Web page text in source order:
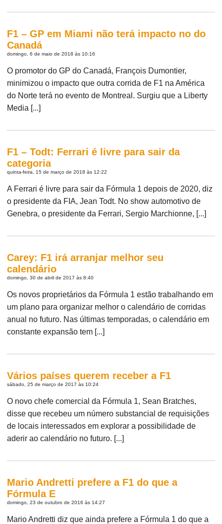
F1 – GP em Miami não terá impacto no do
Canadá
domingo, 6 de maio de 2018 às 10:16
O promotor do GP do Canadá, François Dumontier,
minimizou o impacto que outra corrida de F1 na América
do Norte terá no evento de Montreal. Surgiu que a Liberty
Media [...]
F1 – Todt: Ferrari é livre para sair da
categoria
quinta-feira, 15 de março de 2018 às 12:22
A Ferrari é livre para sair da Fórmula 1 depois de 2020, diz
o presidente da FIA, Jean Todt. No show automotivo de
Genebra, o presidente da Ferrari, Sergio Marchionne, [...]
Carey: F1 irá arranjar melhor seu
calendário
domingo, 30 de abril de 2017 às 8:40
Os novos proprietários da Fórmula 1 estão trabalhando em
um plano para organizar melhor o calendário de corridas
anual no futuro. Nas últimas temporadas, o calendário em
constante expansão tem [...]
Vários países querem receber a F1
sábado, 25 de março de 2017 às 10:24
O novo chefe comercial da Fórmula 1, Sean Bratches,
disse que recebeu um número substancial de requisições
de locais interessados ​​em explorar a possibilidade de
aderir ao calendário no futuro. [...]
Mario Andretti prefere a F1 do que a
Fórmula E
domingo, 23 de outubro de 2016 às 14:27
Mario Andretti diz que ainda prefere a Fórmula 1 do que a